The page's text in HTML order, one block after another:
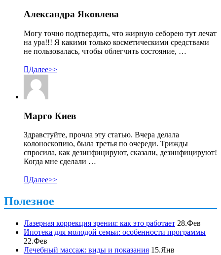
Александра Яковлева
Могу точно подтвердить, что жирную себорею тут лечат
на ура!!! Я какими только косметическими средствами
не пользовалась, чтобы облегчить состояние, …
Далее>>
Марго Киев
Здравстуйте, прочла эту статью. Вчера делала
колоноскопию, была третья по очереди. Трижды
спросила, как дезинфицируют, сказали, дезинфицируют!
Когда мне сделали …
Далее>>
Полезное
Лазерная коррекция зрения: как это работает 28.Фев
Ипотека для молодой семьи: особенности программы
22.Фев
Лечебный массаж: виды и показания 15.Янв